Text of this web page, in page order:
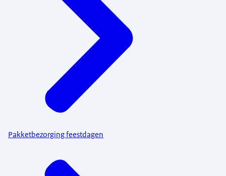
Pakketbezorging feestdagen